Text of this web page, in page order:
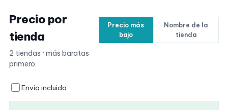
Precio por
tienda
2 tiendas · más baratas
primero
Precio más
bajo
Nombre de la
tienda
Envío incluido